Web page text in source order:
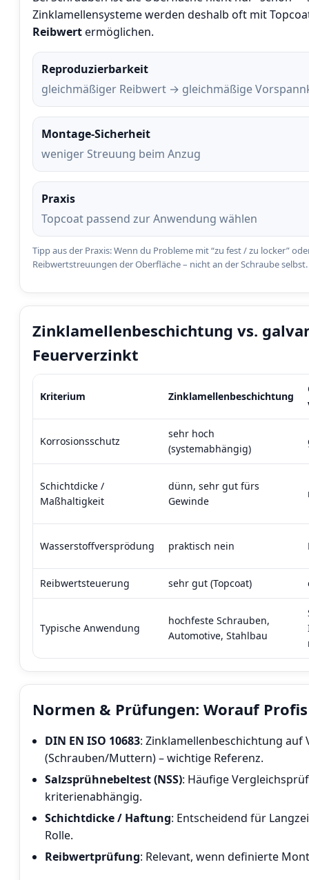
Zinklamellensysteme werden deshalb oft mit
Reibwertermöglichen.
Reproduzierbarkeit
gleichmäßiger Reibwert → gleichmäßige
Montage-Sicherheit
weniger Streuung beim Anzug
Praxis
Topcoat passend zur Anwendung wählen
Tipp aus der Praxis: Wenn du Probleme mit “zu fest / zu locker”
Reibwertstreuungen der Oberfläche – nicht an der Schraube selbst.
Zinklamellenbeschichtung vs.
Feuerverzinkt
Kriterium Zinklamellenbeschichtung
Korrosionsschutz
sehr hoch
(systemabhängig)
Schichtdicke /
Maßhaltigkeit
dünn, sehr gut fürs
Gewinde
Wasserstoffversprödung praktisch nein
Reibwertsteuerung sehr gut (Topcoat)
Typische Anwendung
hochfeste Schrauben,
Automotive, Stahlbau
Normen & Prüfungen: Worauf
DIN EN ISO 10683: Zinklamellenbeschichtung
(Schrauben/Muttern) – wichtige Referenz.
Salzsprühnebeltest (NSS): Häufige
kriterienabhängig.
Schichtdicke / Haftung: Entscheidend für
Rolle.
Reibwertprüfung: Relevant, wenn definierte